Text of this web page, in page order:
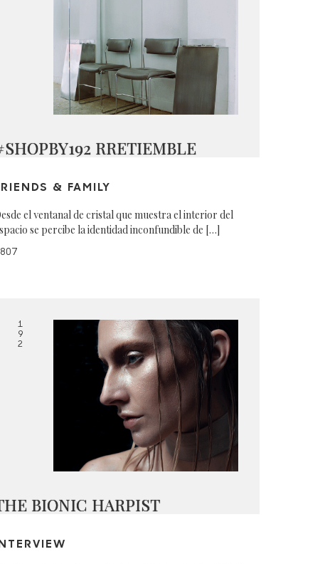
RRETIEMBLE
& FAMILY
el ventanal de cristal que muestra el interior del
se percibe la identidad inconfundible de […]
1
9
2
BIONIC HARPIST
INTERVIEW